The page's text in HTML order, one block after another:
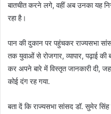
बातचीत करने लगे, वहीं अब उनका यह
रहा है।
पान की दुकान पर पहुंचकर राज्यसभा
तक युवाओं से रोजगार, व्यापार, पढ़ाई
कर अपने बारे में विस्तृत जानकारी दी,
कोई दंग रह गया.
बता दें कि राज्यसभा सांसद डॉ. सुमेर